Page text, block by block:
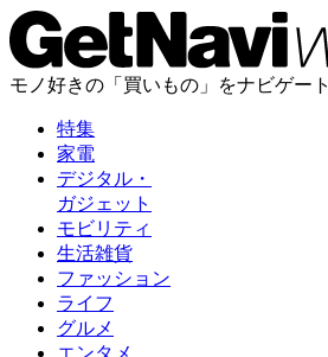
モノ好きの「買いもの」をナビゲート
特集
家電
デジタル・
ガジェット
モビリティ
生活雑貨
ファッション
ライフ
グルメ
エンタメ